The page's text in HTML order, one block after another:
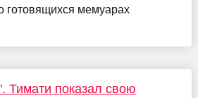
готовящихся мемуарах
Тимати показал свою